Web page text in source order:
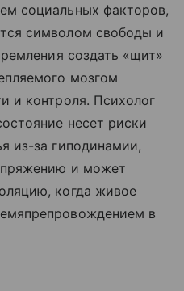
социальных факторов,
символом свободы и
создать «щит»
мозгом
и контроля. Психолог
несет риски
из-за гиподинамии,
и может
когда живое
в